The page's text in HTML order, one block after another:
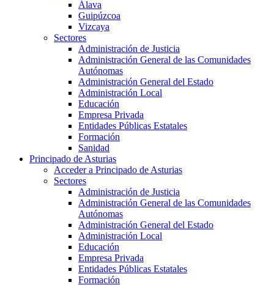
Álava
Guipúzcoa
Vizcaya
Sectores
Administración de Justicia
Administración General de las Comunidades
Autónomas
Administración General del Estado
Administración Local
Educación
Empresa Privada
Entidades Públicas Estatales
Formación
Sanidad
Principado de Asturias
Acceder a Principado de Asturias
Sectores
Administración de Justicia
Administración General de las Comunidades
Autónomas
Administración General del Estado
Administración Local
Educación
Empresa Privada
Entidades Públicas Estatales
Formación